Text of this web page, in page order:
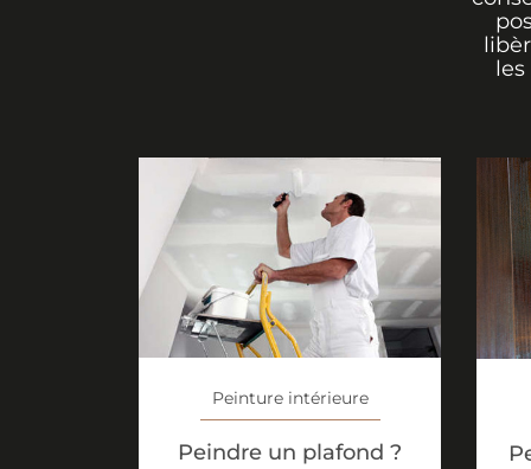
Peinture intérieure
Peindre un plafond ?